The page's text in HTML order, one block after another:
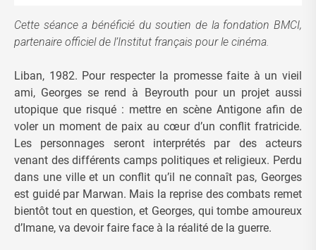
Cette séance a bénéficié du soutien de la fondation BMCI,
partenaire officiel de l’Institut français pour le cinéma.
Liban, 1982. Pour respecter la promesse faite à un vieil
ami, Georges se rend à Beyrouth pour un projet aussi
utopique que risqué : mettre en scène Antigone afin de
voler un moment de paix au cœur d’un conflit fratricide.
Les personnages seront interprétés par des acteurs
venant des différents camps politiques et religieux. Perdu
dans une ville et un conflit qu’il ne connaît pas, Georges
est guidé par Marwan. Mais la reprise des combats remet
bientôt tout en question, et Georges, qui tombe amoureux
d’Imane, va devoir faire face à la réalité de la guerre.